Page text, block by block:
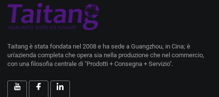
Taitang è stata fondata nel 2008 e ha sede a Guangzhou, in Cina; è
un'azienda completa che opera sia nella produzione che nel commercio,
con una filosofia centrale di "Prodotti + Consegna + Servizio".